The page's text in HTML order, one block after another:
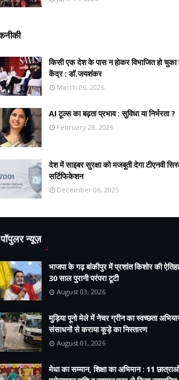
किसी एक देश के पास न होकर विभाजित हो चुका
केंद्र : डॉ.जयशंकर
March 06, 2026
AI टूल्स का बढ़ता प्रभाव : सुविधा या निर्भरता ?
February 28, 2026
देश में साइबर सुरक्षा को मजबूती देगा टीएनवी
सर्टिफिकेशन
December 06, 2025
पॉपुलर न्यूज़
भाजपा के गढ़ बांकीपुर में प्रशांत किशोर की
30 साल पुरानी परंपरा टूटी
August 03, 2026
मुड़िया पूनो मेले में नेचर ग्रीन का स्वच्छता
संसाधनों से कराया कूड़े का निस्तारण
August 01, 2026
मेधा का सम्मान, शिक्षा का अभिमान : 11